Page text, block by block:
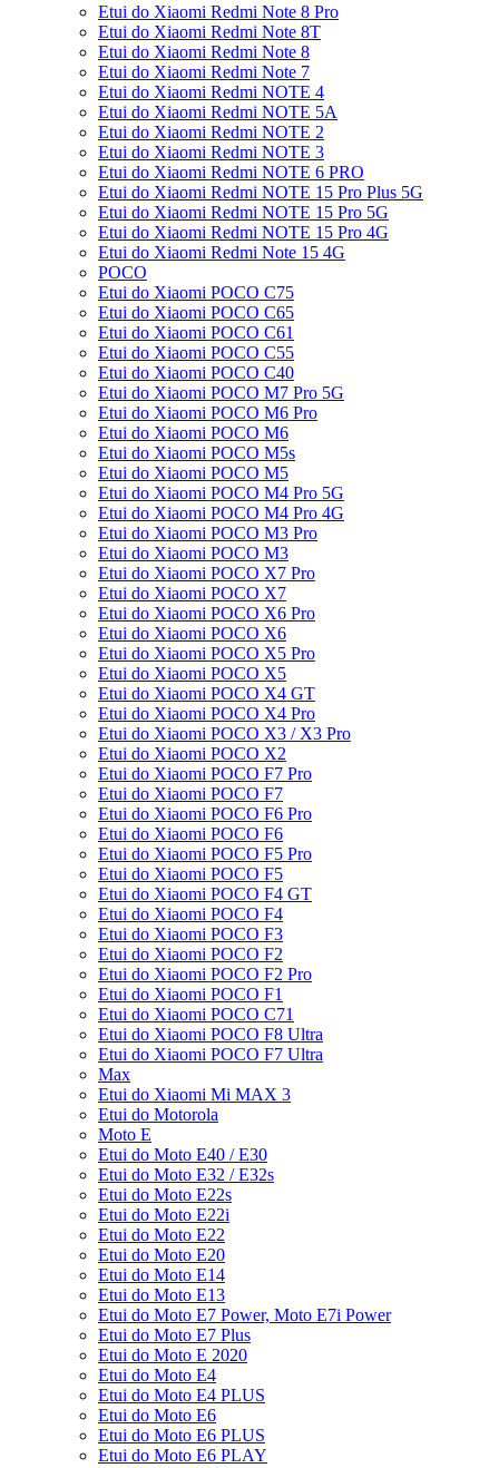
Etui do Xiaomi Redmi Note 8 Pro
Etui do Xiaomi Redmi Note 8T
Etui do Xiaomi Redmi Note 8
Etui do Xiaomi Redmi Note 7
Etui do Xiaomi Redmi NOTE 4
Etui do Xiaomi Redmi NOTE 5A
Etui do Xiaomi Redmi NOTE 2
Etui do Xiaomi Redmi NOTE 3
Etui do Xiaomi Redmi NOTE 6 PRO
Etui do Xiaomi Redmi NOTE 15 Pro Plus 5G
Etui do Xiaomi Redmi NOTE 15 Pro 5G
Etui do Xiaomi Redmi NOTE 15 Pro 4G
Etui do Xiaomi Redmi Note 15 4G
POCO
Etui do Xiaomi POCO C75
Etui do Xiaomi POCO C65
Etui do Xiaomi POCO C61
Etui do Xiaomi POCO C55
Etui do Xiaomi POCO C40
Etui do Xiaomi POCO M7 Pro 5G
Etui do Xiaomi POCO M6 Pro
Etui do Xiaomi POCO M6
Etui do Xiaomi POCO M5s
Etui do Xiaomi POCO M5
Etui do Xiaomi POCO M4 Pro 5G
Etui do Xiaomi POCO M4 Pro 4G
Etui do Xiaomi POCO M3 Pro
Etui do Xiaomi POCO M3
Etui do Xiaomi POCO X7 Pro
Etui do Xiaomi POCO X7
Etui do Xiaomi POCO X6 Pro
Etui do Xiaomi POCO X6
Etui do Xiaomi POCO X5 Pro
Etui do Xiaomi POCO X5
Etui do Xiaomi POCO X4 GT
Etui do Xiaomi POCO X4 Pro
Etui do Xiaomi POCO X3 / X3 Pro
Etui do Xiaomi POCO X2
Etui do Xiaomi POCO F7 Pro
Etui do Xiaomi POCO F7
Etui do Xiaomi POCO F6 Pro
Etui do Xiaomi POCO F6
Etui do Xiaomi POCO F5 Pro
Etui do Xiaomi POCO F5
Etui do Xiaomi POCO F4 GT
Etui do Xiaomi POCO F4
Etui do Xiaomi POCO F3
Etui do Xiaomi POCO F2
Etui do Xiaomi POCO F2 Pro
Etui do Xiaomi POCO F1
Etui do Xiaomi POCO C71
Etui do Xiaomi POCO F8 Ultra
Etui do Xiaomi POCO F7 Ultra
Max
Etui do Xiaomi Mi MAX 3
Etui do Motorola
Moto E
Etui do Moto E40 / E30
Etui do Moto E32 / E32s
Etui do Moto E22s
Etui do Moto E22i
Etui do Moto E22
Etui do Moto E20
Etui do Moto E14
Etui do Moto E13
Etui do Moto E7 Power, Moto E7i Power
Etui do Moto E7 Plus
Etui do Moto E 2020
Etui do Moto E4
Etui do Moto E4 PLUS
Etui do Moto E6
Etui do Moto E6 PLUS
Etui do Moto E6 PLAY